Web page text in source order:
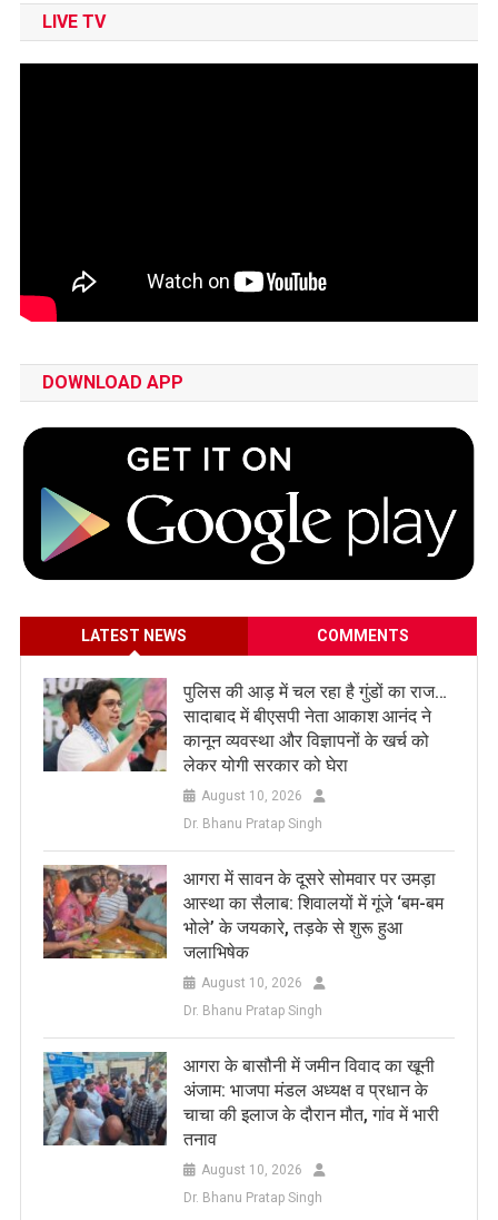
LIVE TV
DOWNLOAD APP
LATEST NEWS COMMENTS
पुलिस की आड़ में चल रहा है गुंडों का राज…
सादाबाद में बीएसपी नेता आकाश आनंद ने
कानून व्यवस्था और विज्ञापनों के खर्च को
लेकर योगी सरकार को घेरा
August 10, 2026
Dr. Bhanu Pratap Singh
​आगरा में सावन के दूसरे सोमवार पर उमड़ा
आस्था का सैलाब: शिवालयों में गूंजे ‘बम-बम
भोले’ के जयकारे, तड़के से शुरू हुआ
जलाभिषेक
August 10, 2026
Dr. Bhanu Pratap Singh
​आगरा के बासौनी में जमीन विवाद का खूनी
अंजाम: भाजपा मंडल अध्यक्ष व प्रधान के
चाचा की इलाज के दौरान मौत, गांव में भारी
तनाव
August 10, 2026
Dr. Bhanu Pratap Singh